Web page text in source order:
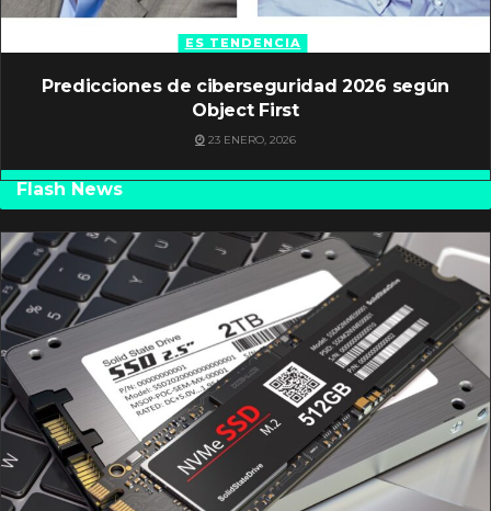
ES TENDENCIA
Predicciones de ciberseguridad 2026 según
Object First
23 ENERO, 2026
Flash News